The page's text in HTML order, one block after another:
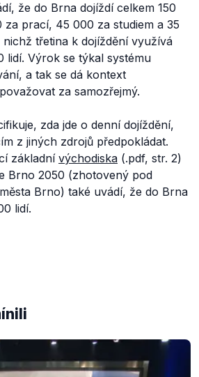
že do Brna dojíždí celkem 150
prací, 45 000 za studiem a 35
třetina k dojíždění využívá
lidí. Výrok se týkal systému
a tak se dá kontext
za samozřejmý.
zda jde o denní dojíždění,
z jiných zdrojů předpokládat.
základní východiska (.pdf, str. 2)
Brno 2050 (zhotovený pod
Brno) také uvádí, že do Brna
lidí.